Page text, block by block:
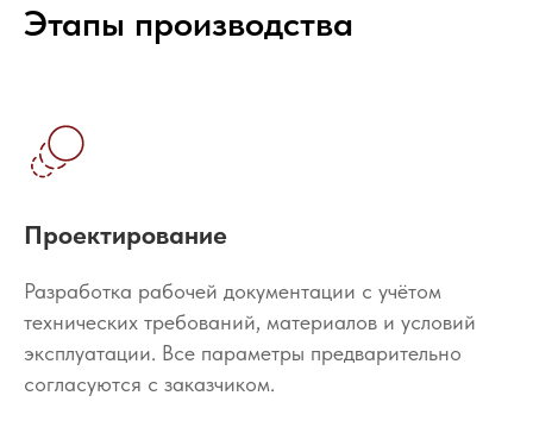
Этапы производства
Проектирование
Разработка рабочей документации с учётом
технических требований, материалов и условий
эксплуатации. Все параметры предварительно
согласуются с заказчиком.